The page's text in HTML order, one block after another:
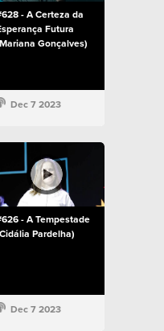
- A Certeza da
Futura
Gonçalves)
Dec 7 2023
- A Tempestade
Pardelha)
Dec 7 2023